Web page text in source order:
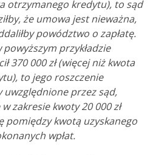
otrzymanego kredytu), to sąd
że umowa jest nieważna,
powództwo o zapłatę.
przykładzie
370 000 zł (więcej niż kwota
to jego roszczenie
uwzględnione przez sąd,
zakresie kwoty 20 000 zł
pomiędzy kwotą uzyskanego
wpłat.